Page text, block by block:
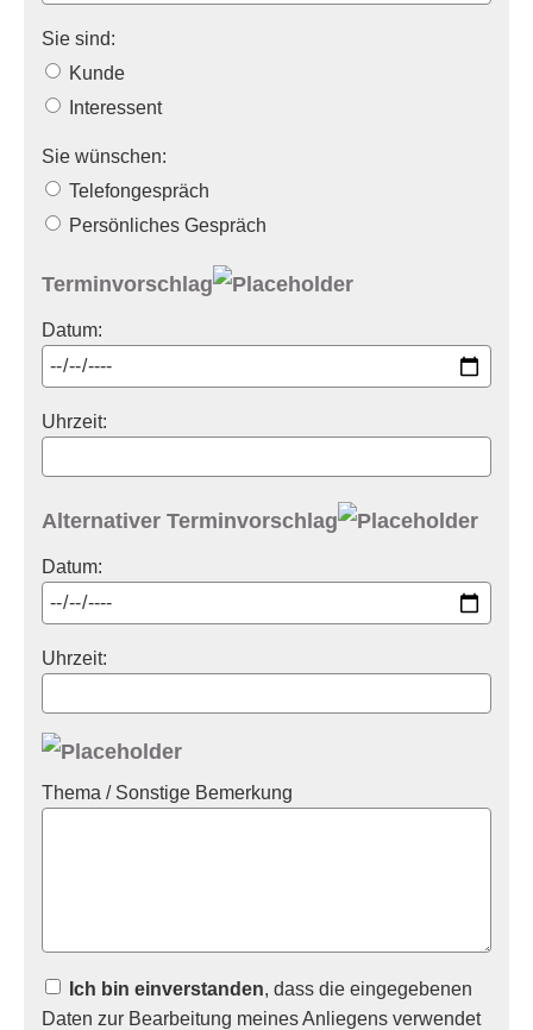
Sie sind:
Kunde
Interessent
Sie wünschen:
Telefongespräch
Persönliches Gespräch
Terminvorschlag
Datum:
Uhrzeit:
Alternativer Terminvorschlag
Datum:
Uhrzeit:
Thema / Sonstige Bemerkung
Ich bin einverstanden, dass die eingegebenen
Daten zur Bearbeitung meines Anliegens verwendet